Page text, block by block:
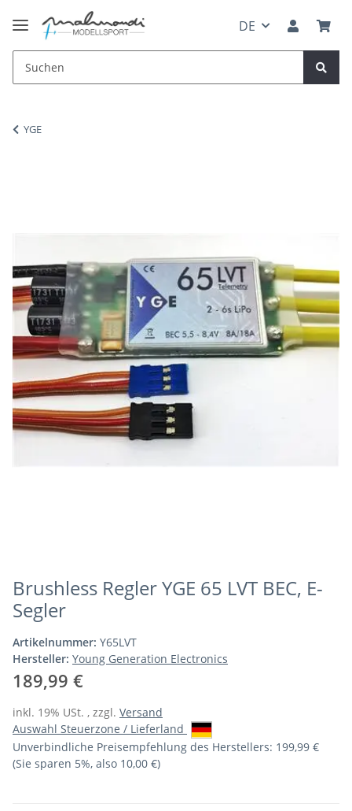
DE
YGE
Brushless Regler YGE 65 LVT BEC, E-
Segler
Artikelnummer: Y65LVT
Hersteller: Young Generation Electronics
189,99 €
inkl. 19% USt. , zzgl. Versand
Auswahl Steuerzone / Lieferland
Unverbindliche Preisempfehlung des Herstellers: 199,99 €
(Sie sparen 5%, also 10,00 €)